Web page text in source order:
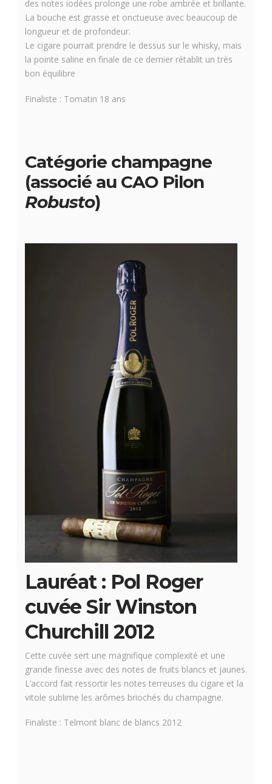
des notes iodées prolonge une robe ambrée et brillante.
La bouche est grasse et onctueuse avec beaucoup de
longueur et de profondeur.
Le cigare pourrait prendre le dessus sur le whisky, mais
la pointe saline en finale de ce dernier rétablit un très
bon équilibre
Finaliste : Tomatin 18 ans
Catégorie champagne
(associé au CAO Pilon
Robusto)
Lauréat : Pol Roger
cuvée Sir Winston
Churchill 2012
Cette cuvée sert une magnifique complexité et une
grande finesse avec des notes de fruits blancs et jaunes.
L’accord fait ressortir les notes terreuses du cigare et la
vitole sublime les arômes briochés du champagne.
Finaliste : Telmont blanc de blancs 2012